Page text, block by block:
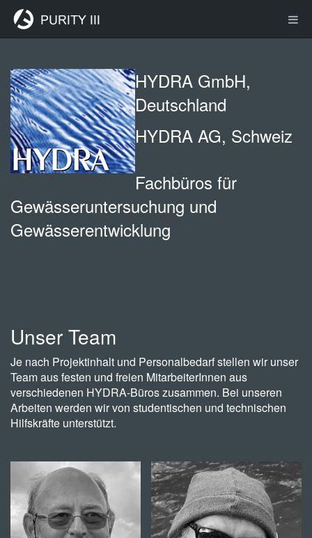
HYDRA GmbH,
Deutschland
HYDRA AG, Schweiz
Fachbüros für
Gewässeruntersuchung und
Gewässerentwicklung
Unser Team
Je nach Projektinhalt und Personalbedarf stellen wir unser
Team aus festen und freien MitarbeiterInnen aus
verschiedenen HYDRA-Büros zusammen. Bei unseren
Arbeiten werden wir von studentischen und technischen
Hilfskräfte unterstützt.